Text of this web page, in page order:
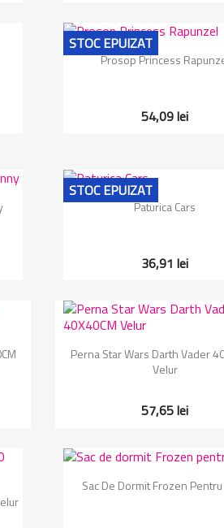
Vizualizare rapida
Prosop Princess
54,09 lei
STOC EPUIZAT
Vizualizare rapida
Paturica Cars
36,91 lei
STOC EPUIZAT
Vizualizare rapida
Perna Star Wars Darth Vader
Velur
57,65 lei
Vizualizare rapida
Sac De Dormit Frozen Pentru